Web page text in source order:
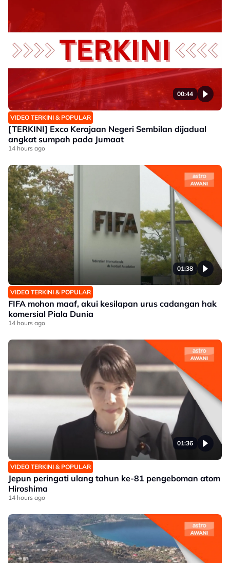
00:44
VIDEO TERKINI & POPULAR
[TERKINI] Exco Kerajaan Negeri Sembilan dijadual
angkat sumpah pada Jumaat
14 hours ago
01:38
VIDEO TERKINI & POPULAR
FIFA mohon maaf, akui kesilapan urus cadangan hak
komersial Piala Dunia
14 hours ago
01:36
VIDEO TERKINI & POPULAR
Jepun peringati ulang tahun ke-81 pengeboman atom
Hiroshima
14 hours ago